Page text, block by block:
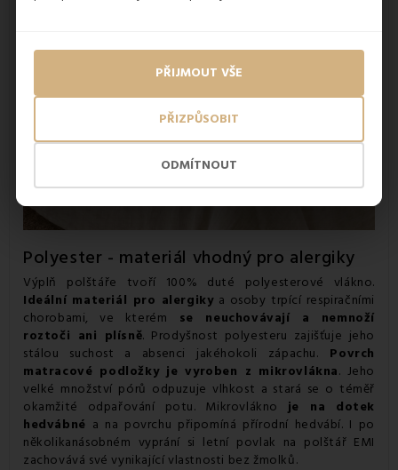
ODMÍTNOUT
PŘIZPŮSOBIT
PŘIJMOUT VŠE
Polyester - materiál vhodný pro alergiky
Výplň polštáře tvoří 100% duté polyesterové vlákno.
Ideální materiál pro alergikya osoby trpící respiračními
chorobami, ve kterém se neuchovávají a nemnoží
roztoči ani plísně. Prodyšnost polyesteru zajišťuje jeho
stálou suchost a absenci jakéhokoli zápachu. Povrch
matracové podložky je vyroben z mikrovlákna. Jeho
velké množství pórů odpuzuje vlhkost a stará se o téměř
okamžité odpařování potu. Mikrovlákno je na dotek
hedvábné a na povrchu připomíná přírodní hedvábí. I po
několikanásobném vyprání si letní povlak na polštář EMI
zachovává své vynikající vlastnosti bez žmolků.